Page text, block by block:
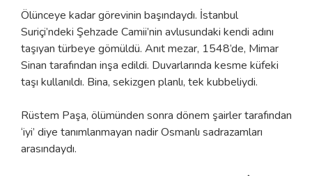
Ölünceye kadar görevinin başındaydı. İstanbul
Suriçi’ndeki Şehzade Camii’nin avlusundaki kendi adını
taşıyan türbeye gömüldü. Anıt mezar, 1548’de, Mimar
Sinan tarafından inşa edildi. Duvarlarında kesme küfeki
taşı kullanıldı. Bina, sekizgen planlı, tek kubbeliydi.
Rüstem Paşa, ölümünden sonra dönem şairler tarafından
‘iyi’ diye tanımlanmayan nadir Osmanlı sadrazamları
arasındaydı.